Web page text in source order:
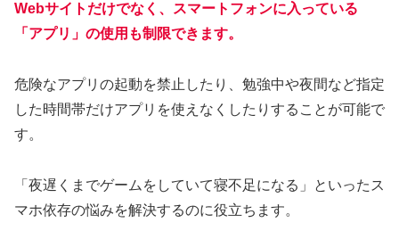
Webサイトだけでなく、スマートフォンに入っている
「アプリ」の使用も制限できます。
危険なアプリの起動を禁止したり、勉強中や夜間など指定
した時間帯だけアプリを使えなくしたりすることが可能で
す。
「夜遅くまでゲームをしていて寝不足になる」といったス
マホ依存の悩みを解決するのに役立ちます。